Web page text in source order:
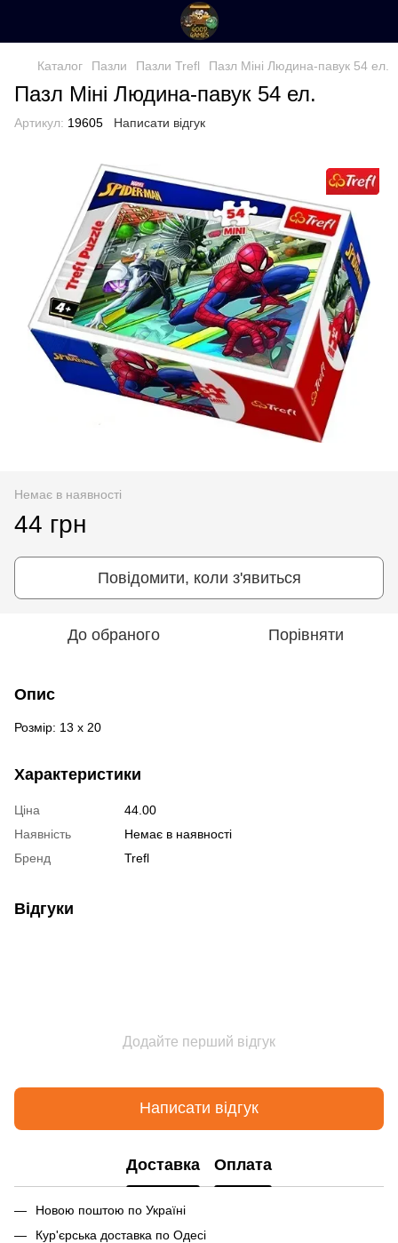
Каталог Пазли Пазли Trefl Пазл Міні Людина-павук 54 ел.
Пазл Міні Людина-павук 54 ел.
Артикул: 19605 Написати відгук
Немає в наявності
44 грн
Повідомити, коли з'явиться
До обраного Порівняти
Опис
Розмір: 13 х 20
Характеристики
Ціна
44.00
Наявність
Немає в наявності
Бренд
Trefl
Відгуки
Додайте перший відгук
Написати відгук
Доставка Оплата
Новою поштою по Україні
Кур'єрська доставка по Одесі